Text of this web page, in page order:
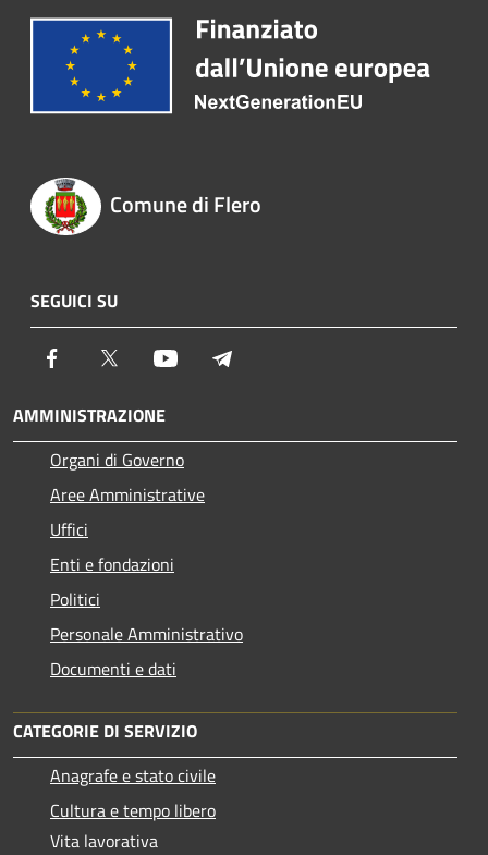
Comune di Flero
SEGUICI SU
Facebook Twitter Youtube
AMMINISTRAZIONE
Organi di Governo
Aree Amministrative
Uffici
Enti e fondazioni
Politici
Personale Amministrativo
Documenti e dati
CATEGORIE DI SERVIZIO
Anagrafe e stato civile
Cultura e tempo libero
Vita lavorativa